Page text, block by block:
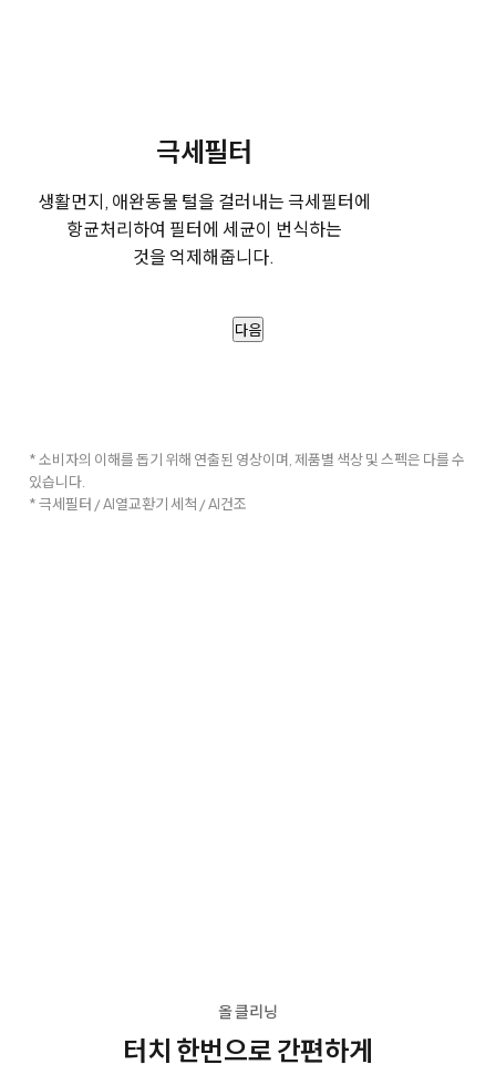
극세필터
생활먼지, 애완동물 털을 걸러내는 극세필터에
항균처리하여 필터에 세균이 번식하는
것을 억제해줍니다.
다음
* 소비자의 이해를 돕기 위해 연출된 영상이며, 제품별 색상 및 스펙은 다를 수
있습니다.
* 극세필터 / AI열교환기 세척 / AI건조
올 클리닝
터치 한번으로 간편하게